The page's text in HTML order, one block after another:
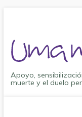
contenido
Apoyo,
muerte y el duelo